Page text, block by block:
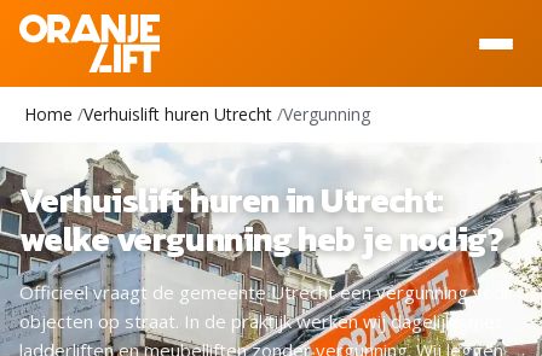
Home Verhuislift huren Utrecht Vergunning
Verhuislift huren in Utrecht:
welke vergunning heb je nodig?
Officieel vraagt de gemeente Utrecht een vergunning voor
objecten op straat. In de praktijk werken wij dagelijks met
ladderliften en meubelliften zonder vergunning. Wij leggen